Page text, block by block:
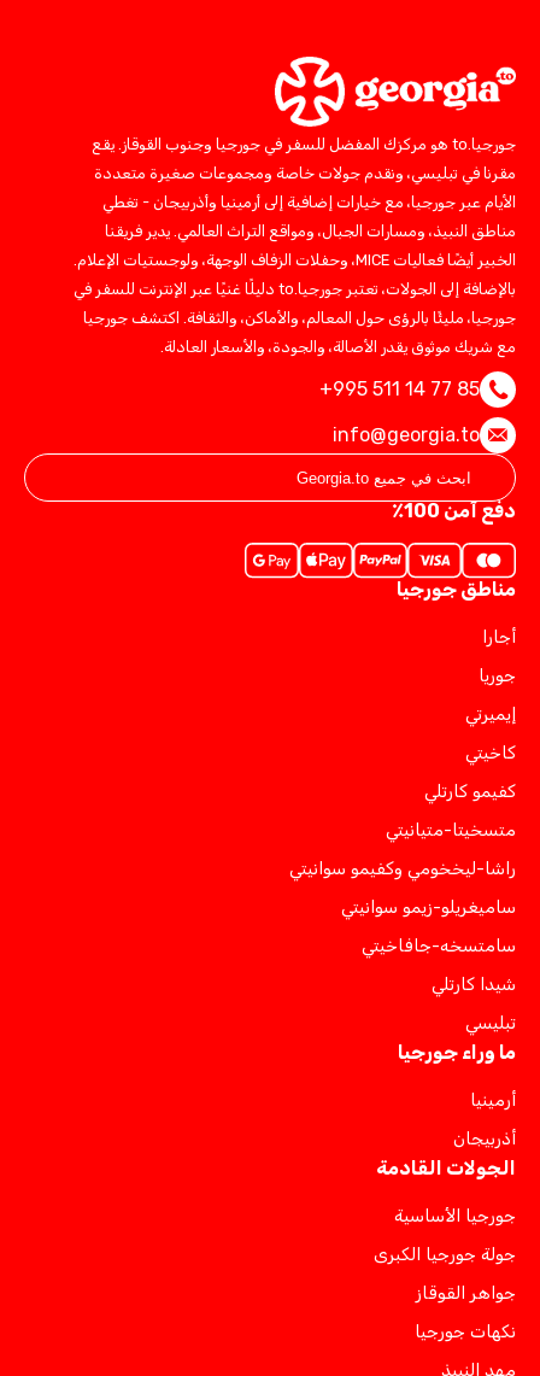
جورجيا.to هو مركزك المفضل للسفر في جورجيا وجنوب القوقاز. يقع
مقرنا في تبليسي، ونقدم جولات خاصة ومجموعات صغيرة متعددة
الأيام عبر جورجيا، مع خيارات إضافية إلى أرمينيا وأذربيجان - تغطي
مناطق النبيذ، ومسارات الجبال، ومواقع التراث العالمي. يدير فريقنا
الخبير أيضًا فعاليات MICE، وحفلات الزفاف الوجهة، ولوجستيات الإعلام.
بالإضافة إلى الجولات، تعتبر جورجيا.to دليلًا غنيًا عبر الإنترنت للسفر في
جورجيا، مليئًا بالرؤى حول المعالم، والأماكن، والثقافة. اكتشف جورجيا
مع شريك موثوق يقدر الأصالة، والجودة، والأسعار العادلة.
+995 511 14 77 85
info@georgia.to
دفع آمن 100٪
مناطق جورجيا
أجارا
جوريا
إيميرتي
كاخيتي
كفيمو كارتلي
متسخيتا-متيانيتي
راشا-ليخخومي وكفيمو سوانيتي
ساميغريلو-زيمو سوانيتي
سامتسخه-جافاخيتي
شيدا كارتلي
تبليسي
ما وراء جورجيا
أرمينيا
أذربيجان
الجولات القادمة
جورجيا الأساسية
جولة جورجيا الكبرى
جواهر القوقاز
نكهات جورجيا
مهد النبيذ